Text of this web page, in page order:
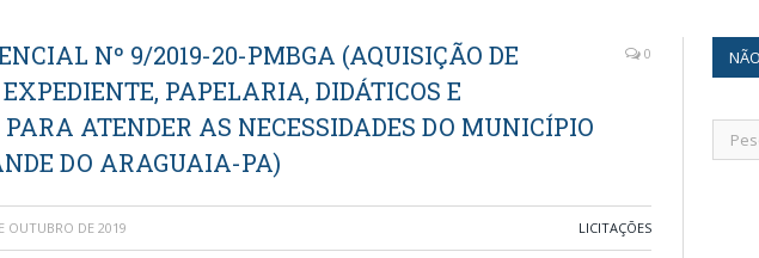
Nº 9/2019-20-PMBGA (AQUISIÇÃO DE
PAPELARIA, DIDÁTICOS E
PARA ATENDER AS NECESSIDADES DO MUNICÍPIO
DO ARAGUAIA-PA)
0
OUTUBRO DE 2019 LICITAÇÕES